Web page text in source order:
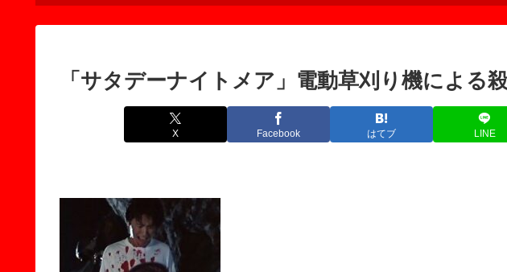
「サタデーナイトメア」電動草刈り機による
X Facebook はてブ LINE